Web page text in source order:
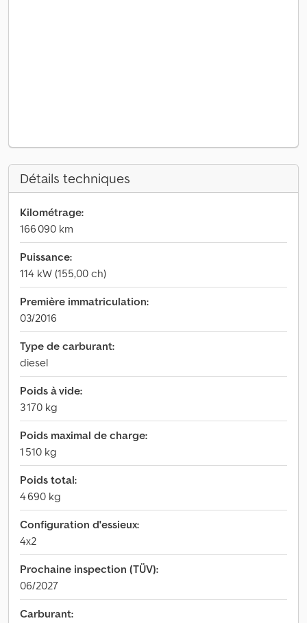
Détails techniques
Kilométrage:
166 090 km
Puissance:
114 kW (155,00 ch)
Première immatriculation:
03/2016
Type de carburant:
diesel
Poids à vide:
3 170 kg
Poids maximal de charge:
1 510 kg
Poids total:
4 690 kg
Configuration d'essieux:
4x2
Prochaine inspection (TÜV):
06/2027
Carburant: